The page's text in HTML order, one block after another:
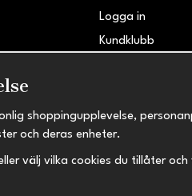
Logga in
Kundklubb
shoppingupplevelse,
och deras enheter.
välj vilka cookies du tillåter